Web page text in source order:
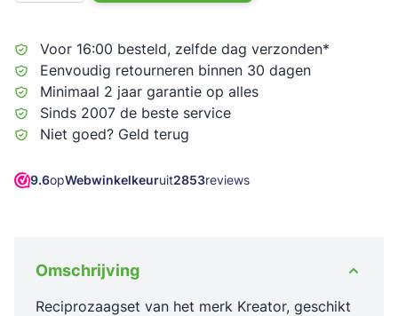
Voor 16:00 besteld, zelfde dag verzonden*
Eenvoudig retourneren binnen 30 dagen
Minimaal 2 jaar garantie op alles
Sinds 2007 de beste service
Niet goed? Geld terug
9.6opWebwinkelkeuruit2853reviews
Omschrijving
Reciprozaagset van het merk Kreator, geschikt